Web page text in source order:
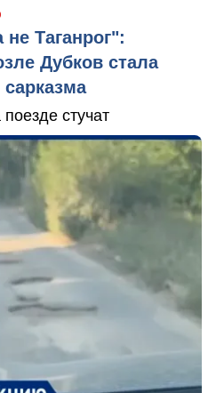
Таганрог":
Дубков стала
стучат